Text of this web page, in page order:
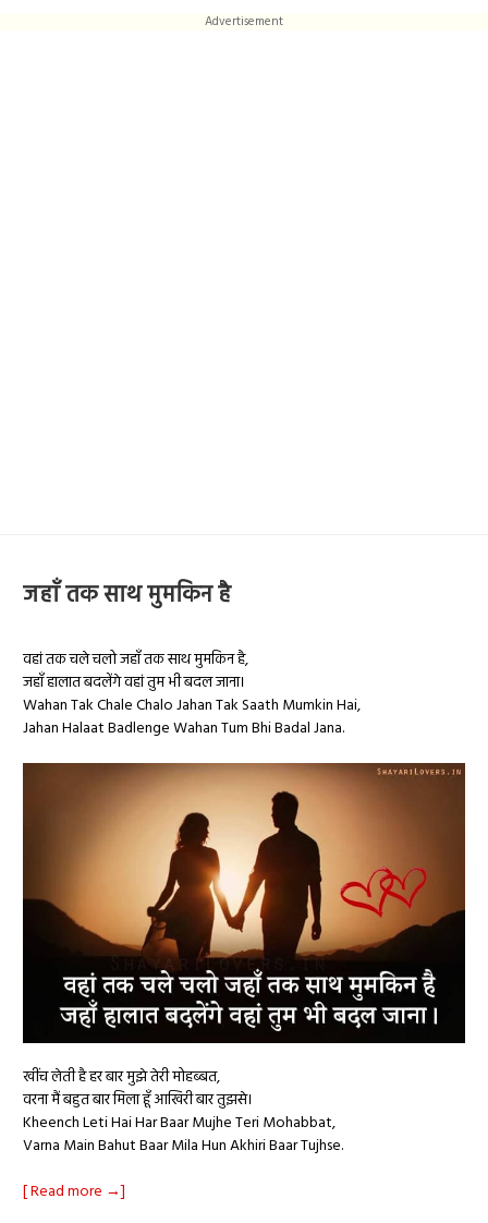
Advertisement
जहाँ तक साथ मुमकिन है
वहां तक चले चलो जहाँ तक साथ मुमकिन है,
जहाँ हालात बदलेंगे वहां तुम भी बदल जाना।
Wahan Tak Chale Chalo Jahan Tak Saath Mumkin Hai,
Jahan Halaat Badlenge Wahan Tum Bhi Badal Jana.
खींच लेती है हर बार मुझे तेरी मोहब्बत,
वरना मैं बहुत बार मिला हूँ आखिरी बार तुझसे।
Kheench Leti Hai Har Baar Mujhe Teri Mohabbat,
Varna Main Bahut Baar Mila Hun Akhiri Baar Tujhse.
[ Read more →]